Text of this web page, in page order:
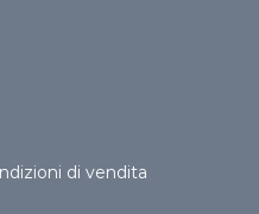
di vendita